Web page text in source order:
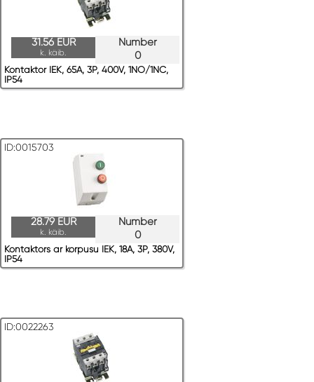
Number
0
31.56 EUR
k. käib.
Kontaktor IEK, 65A, 3P, 400V, 1NO/1NC,
IP54
ID:0015703
Number
0
28.79 EUR
k. käib.
Kontaktors ar korpusu IEK, 18A, 3P, 380V,
IP54
ID:0022263